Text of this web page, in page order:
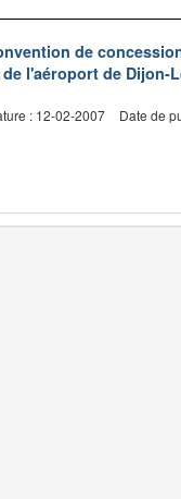
de
l'aéroport de Dijon-
: 12-02-2007 Date de